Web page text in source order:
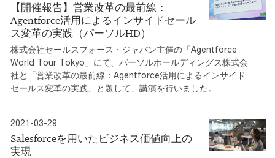
【開催報告】営業改革の最前線：
Agentforce活用によるインサイドセール
ス変革の実践（パーソルHD）
株式会社セールスフォース・ジャパン主催の「Agentforce
World Tour Tokyo」にて、パーソルホールディングス株式会
社と「営業改革の最前線：Agentforce活用によるインサイド
セールス変革の実践」と題して、講演を行いました。
2021-03-29
Salesforceを用いたビジネス価値向上の
実現